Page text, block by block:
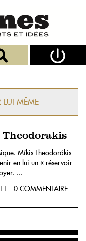
LUI-MÊME
Theodorakis
Míkis Theodorákis
en lui un « réservoir
...
- 0 COMMENTAIRE